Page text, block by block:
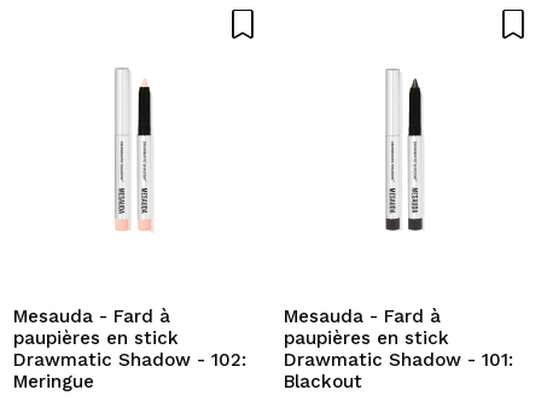
Mesauda - Fard à
paupières en stick
Drawmatic Shadow - 102:
Meringue
Mesauda - Fard à
paupières en stick
Drawmatic Shadow - 101:
Blackout